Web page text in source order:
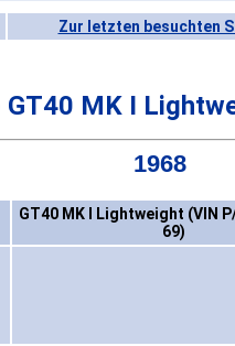
Zur letzten besuchten
GT40 MK I
1968
GT40 MK I Lightweight (VIN
69)